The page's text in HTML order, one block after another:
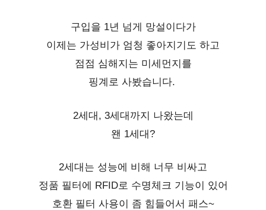
구입을 1년 넘게 망설이다가
이제는 가성비가 엄청 좋아지기도 하고
점점 심해지는 미세먼지를
핑계로 사봤습니다.
2세대, 3세대까지 나왔는데
왠 1세대?
2세대는 성능에 비해 너무 비싸고
정품 필터에 RFID로 수명체크 기능이 있어
호환 필터 사용이 좀 힘들어서 패스~